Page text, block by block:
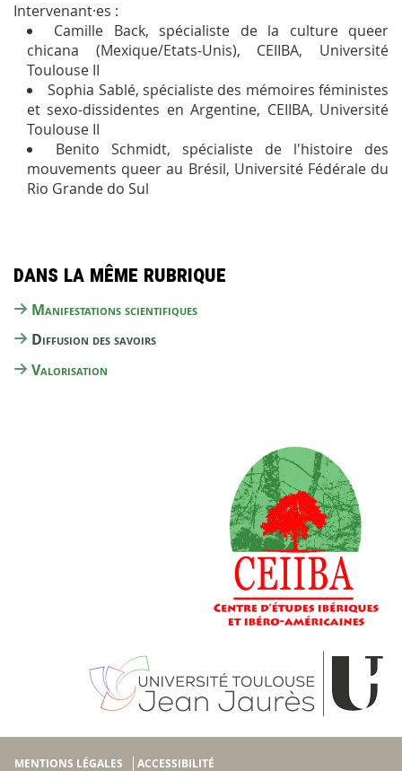
Intervenant·es :
Camille Back, spécialiste de la culture queer
chicana (Mexique/Etats-Unis), CEIIBA, Université
Toulouse II
Sophia Sablé, spécialiste des mémoires féministes
et sexo-dissidentes en Argentine, CEIIBA, Université
Toulouse II
Benito Schmidt, spécialiste de l'histoire des
mouvements queer au Brésil, Université Fédérale du
Rio Grande do Sul
Dans la même rubrique
Manifestations scientifiques
Diffusion des savoirs
Valorisation
MENTIONS LÉGALES ACCESSIBILITÉ